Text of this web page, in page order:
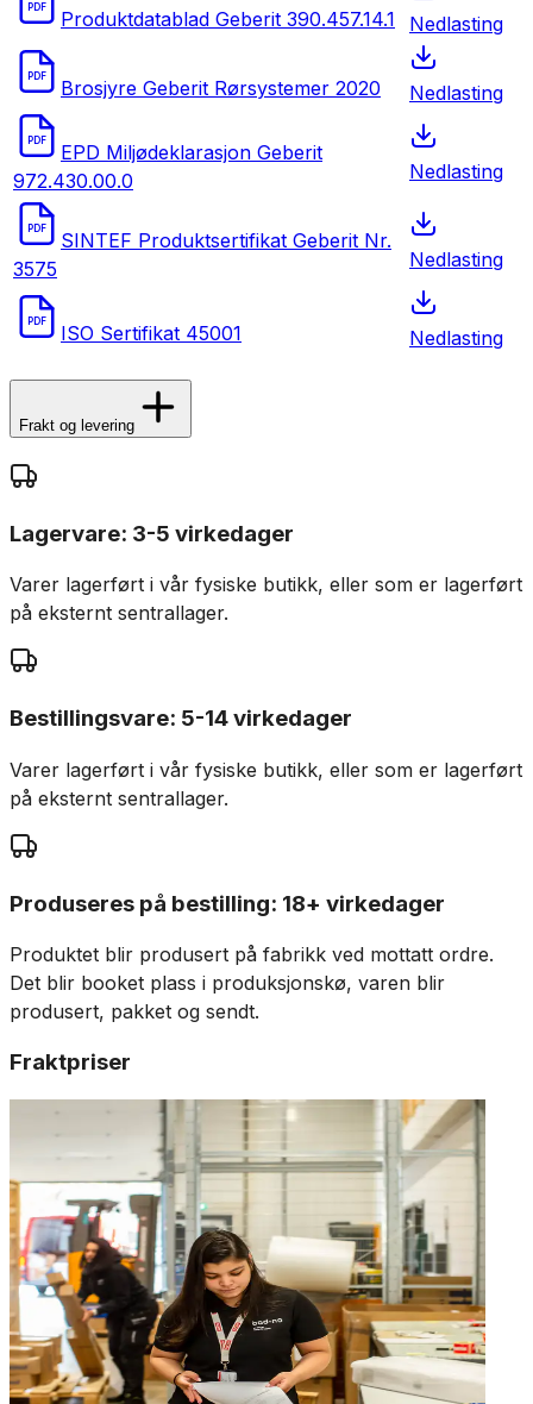
PDF Produktdatablad Geberit 390.457.14.1 Nedlasting
PDF Brosjyre Geberit Rørsystemer 2020 Nedlasting
PDF
EPD Miljødeklarasjon Geberit
972.430.00.0
Nedlasting
PDF
SINTEF Produktsertifikat Geberit Nr.
3575
Nedlasting
PDF ISO Sertifikat 45001 Nedlasting
Frakt og levering
Lagervare: 3-5 virkedager
Varer lagerført i vår fysiske butikk, eller som er lagerført
på eksternt sentrallager.
Bestillingsvare: 5-14 virkedager
Varer lagerført i vår fysiske butikk, eller som er lagerført
på eksternt sentrallager.
Produseres på bestilling: 18+ virkedager
Produktet blir produsert på fabrikk ved mottatt ordre.
Det blir booket plass i produksjonskø, varen blir
produsert, pakket og sendt.
Fraktpriser